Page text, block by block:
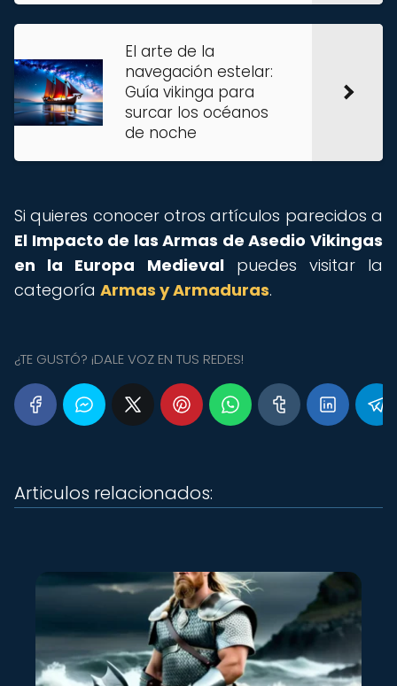
El arte de la
navegación estelar:
Guía vikinga para
surcar los océanos
de noche
Si quieres conocer otros artículos parecidos a
El Impacto de las Armas de Asedio Vikingas
en la Europa Medievalpuedes visitar la
categoría Armas y Armaduras.
¿TE GUSTÓ? ¡DALE VOZ EN TUS REDES!
Articulos relacionados: